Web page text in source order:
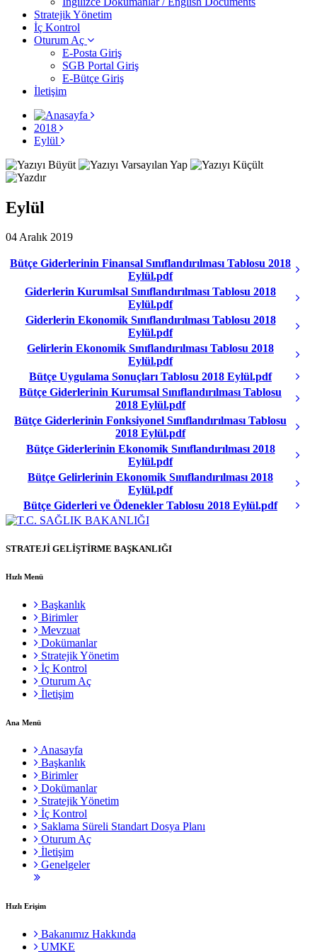
Stratejik Yönetim
İç Kontrol
Oturum Aç
E-Posta Giriş
SGB Portal Giriş
E-Bütçe Giriş
İletişim
2018
Eylül
Eylül
04 Aralık 2019
Bütçe Giderlerinin Finansal Sınıflandırılması Tablosu 2018
Eylül.pdf
Giderlerin Kurumlsal Sınıflandırılması Tablosu 2018
Eylül.pdf
Giderlerin Ekonomik Sınıflandırılması Tablosu 2018
Eylül.pdf
Gelirlerin Ekonomik Sınıflandırılması Tablosu 2018
Eylül.pdf
Bütçe Uygulama Sonuçları Tablosu 2018 Eylül.pdf
Bütçe Giderlerinin Kurumsal Sınıflandırılması Tablosu
2018 Eylül.pdf
Bütçe Giderlerinin Fonksiyonel Sınıflandırılması Tablosu
2018 Eylül.pdf
Bütçe Giderlerinin Ekonomik Sınıflandırılması 2018
Eylül.pdf
Bütçe Gelirlerinin Ekonomik Sınıflandırılması 2018
Eylül.pdf
Bütçe Giderleri ve Ödenekler Tablosu 2018 Eylül.pdf
STRATEJİ GELİŞTİRME BAŞKANLIĞI
Hızlı Menü
Başkanlık
Birimler
Mevzuat
Dokümanlar
Stratejik Yönetim
İç Kontrol
Oturum Aç
İletişim
Ana Menü
Anasayfa
Başkanlık
Birimler
Dokümanlar
Stratejik Yönetim
İç Kontrol
Saklama Süreli Standart Dosya Planı
Oturum Aç
İletişim
Genelgeler
Hızlı Erişim
Bakanımız Hakkında
UMKE